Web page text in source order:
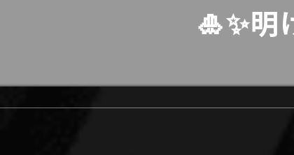
🎍✨明